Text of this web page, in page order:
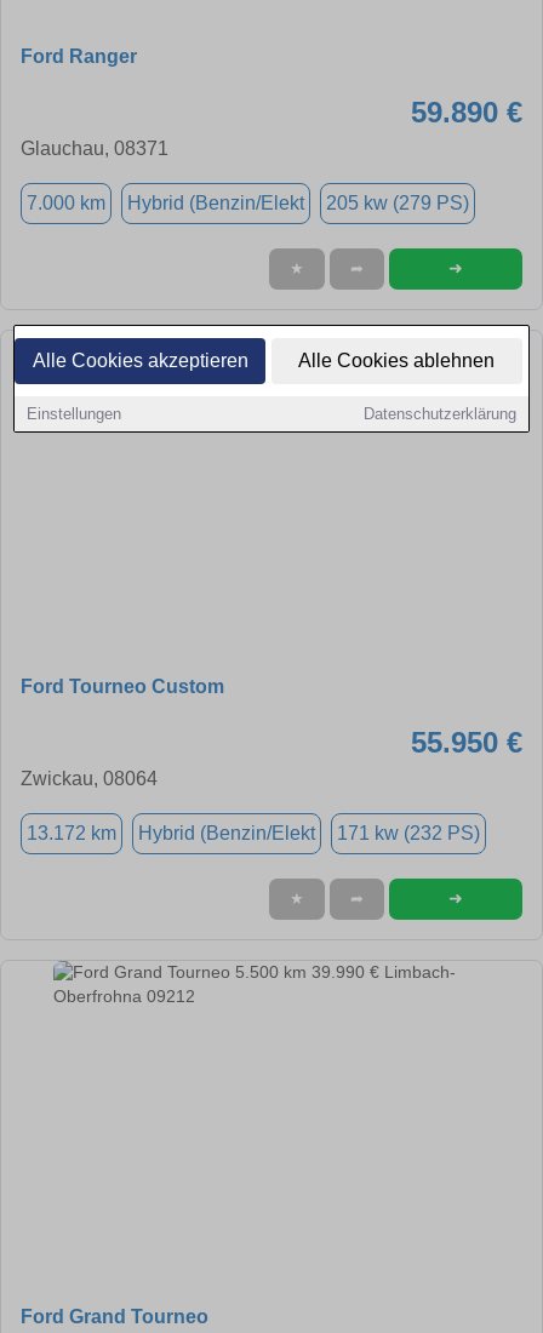
Alle Cookies akzeptieren Alle Cookies ablehnen
Einstellungen Datenschutzerklärung
Ford Ranger
59.890 €
Glauchau, 08371
7.000 km Hybrid (Benzin/Elekt 205 kw (279 PS)
★ ➦ ➜
Ford Tourneo Custom
55.950 €
Zwickau, 08064
13.172 km Hybrid (Benzin/Elekt 171 kw (232 PS)
★ ➦ ➜
Ford Grand Tourneo